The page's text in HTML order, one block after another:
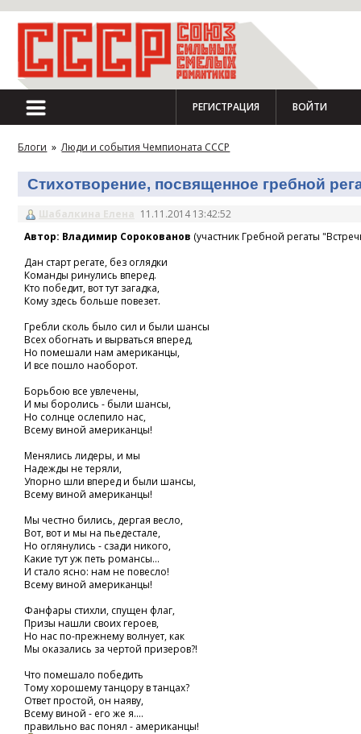
РЕГИСТРАЦИЯ ВОЙТИ
Блоги » Люди и события Чемпионата СССР
Стихотворение, посвященное гребной
Шабалкина Елена 11.11.2014 13:42:52
Автор: Владимир Сорокованов (участник Гребной регаты
Дан старт регате, без оглядки
Команды ринулись вперед.
Кто победит, вот тут загадка,
Кому здесь больше повезет.
Гребли сколь было сил и были шансы
Всех обогнать и вырваться вперед,
Но помешали нам американцы,
И все пошло наоборот.
Борьбою все увлечены,
И мы боролись - были шансы,
Но солнце ослепило нас,
Всему виной американцы!
Менялись лидеры, и мы
Надежды не теряли,
Упорно шли вперед и были шансы,
Всему виной американцы!
Мы честно бились, дергая весло,
Вот, вот и мы на пьедестале,
Но оглянулись - сзади никого,
Какие тут уж петь романсы...
И стало ясно: нам не повесло!
Всему виной американцы!
Фанфары стихли, спущен флаг,
Призы нашли своих героев,
Но нас по-прежнему волнует, как
Мы оказались за чертой призеров?!
Что помешало победить
Тому хорошему танцору в танцах?
Ответ простой, он наяву,
Всему виной - его же я....
правильно вас понял - американцы!